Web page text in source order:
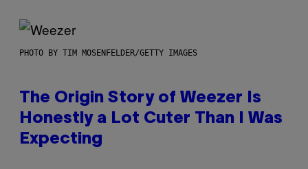
PHOTO BY TIM MOSENFELDER/GETTY IMAGES
The Origin Story of Weezer Is
Honestly a Lot Cuter Than I Was
Expecting